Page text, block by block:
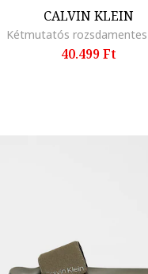
CALVIN KLEIN
40.499 Ft